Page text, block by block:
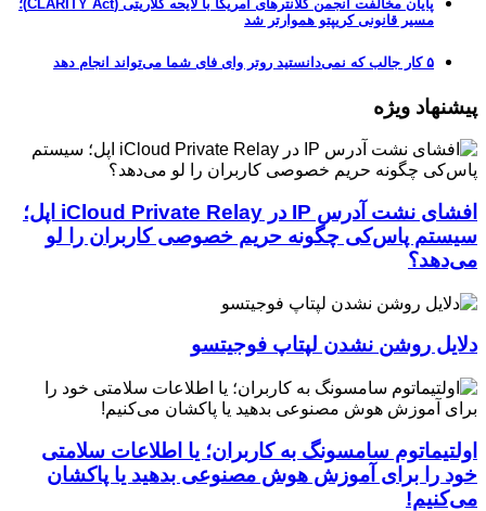
پایان مخالفت انجمن کلانترهای آمریکا با لایحه کلاریتی (CLARITY Act)؛
مسیر قانونی کریپتو هموارتر شد
۵ کار جالب که نمی‌دانستید روتر وای فای شما می‌تواند انجام دهد
پیشنهاد ویژه
افشای نشت آدرس IP در iCloud Private Relay اپل؛
سیستم پاس‌کی چگونه حریم خصوصی کاربران را لو
می‌دهد؟
دلایل روشن نشدن لپتاپ فوجیتسو
اولتیماتوم سامسونگ به کاربران؛ یا اطلاعات سلامتی
خود را برای آموزش هوش مصنوعی بدهید یا پاکشان
می‌کنیم!